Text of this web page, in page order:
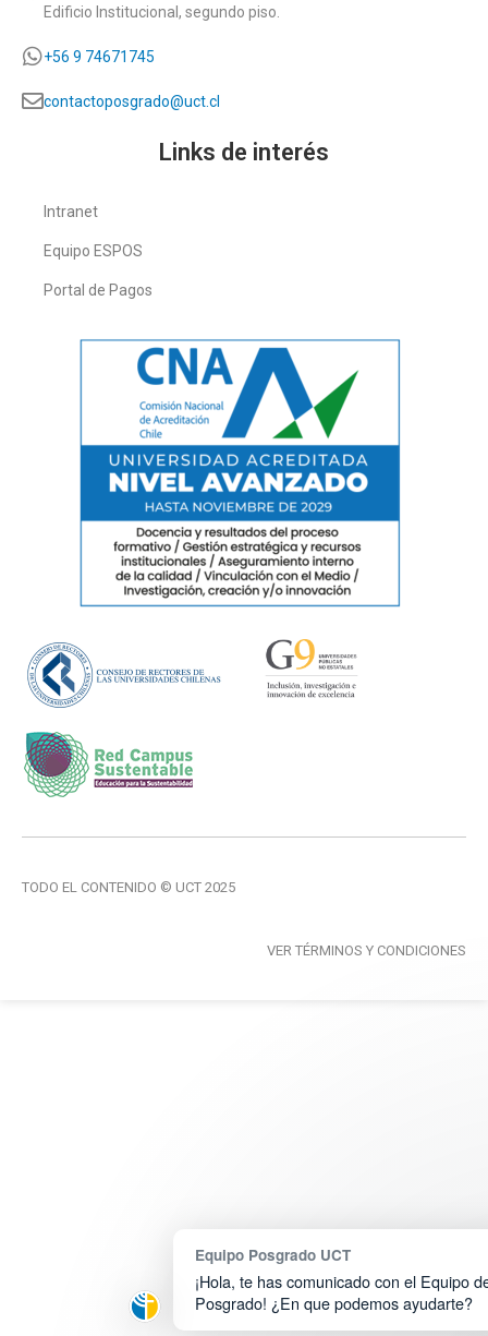
Edificio Institucional, segundo piso.
+56 9 74671745
contactoposgrado@uct.cl
Links de interés
Intranet
Equipo ESPOS
Portal de Pagos
TODO EL CONTENIDO © UCT 2025
VER TÉRMINOS Y CONDICIONES
Equipo Posgrado UCT
¡Hola, te has comunicado con el Equipo
Posgrado! ¿En que podemos ayudarte?